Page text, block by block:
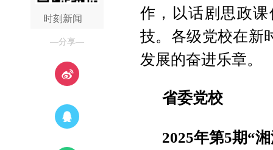
时刻新闻
—分享—
作，以话剧思政
技。各级党校在新
发展的奋进乐章。
省委党校
2025年第5期“